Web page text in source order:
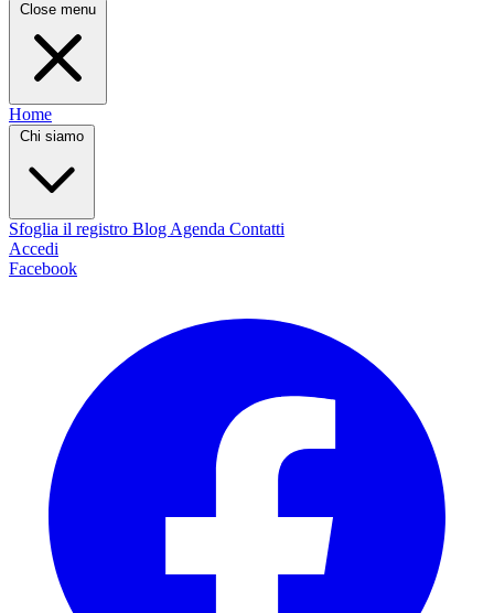
Close menu
Home
Chi siamo
Sfoglia il registro Blog Agenda Contatti
Accedi
Facebook